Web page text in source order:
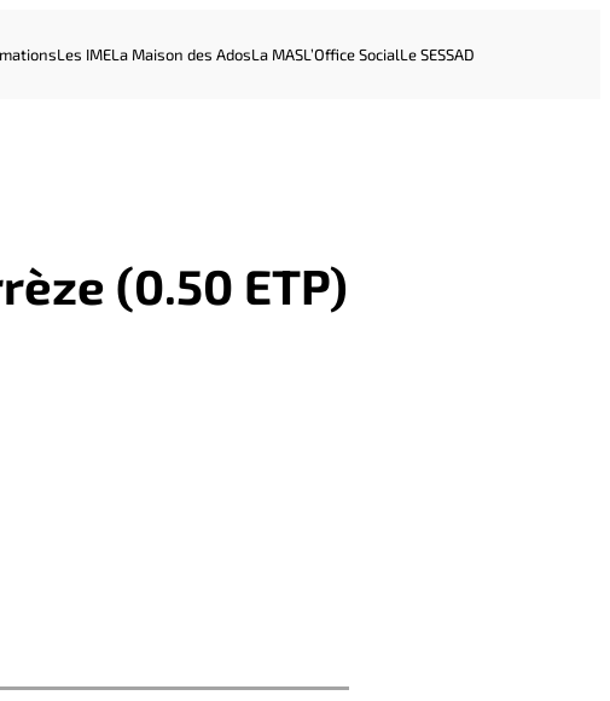
Les IMELa Maison des AdosLa MASL’Office SocialLe SESSAD
(0.50 ETP)